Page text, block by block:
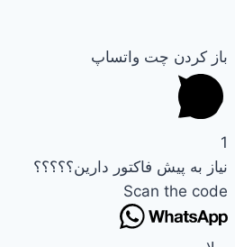
باز کردن چت واتساپ
1
نیاز به پیش فاکتور دارین؟؟؟؟؟
Scan the code